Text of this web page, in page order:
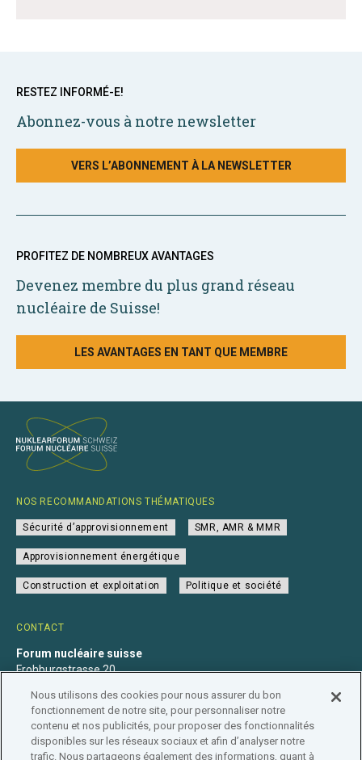
RESTEZ INFORMÉ-E!
Abonnez-vous à notre newsletter
VERS L’ABONNEMENT À LA NEWSLETTER
PROFITEZ DE NOMBREUX AVANTAGES
Devenez membre du plus grand réseau
nucléaire de Suisse!
LES AVANTAGES EN TANT QUE MEMBRE
CONTACT
Forum nucléaire suisse
Frohburgstrasse 20
+41 31 560 36 50
info@nuklearforum.ch
NOS RECOMMANDATIONS THÉMATIQUES
Sécurité d’approvisionnement SMR, AMR & MMR
Approvisionnement énergétique
Construction et exploitation Politique et société
Nous utilisons des cookies pour nous assurer du bon
fonctionnement de notre site, pour personnaliser notre
contenu et nos publicités, pour proposer des fonctionnalités
disponibles sur les réseaux sociaux et afin d’analyser notre
trafic. Nous partageons également des informations, quant à